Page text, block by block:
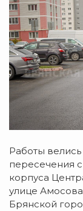
Работы
пересечения
корпуса
улице
Брянской